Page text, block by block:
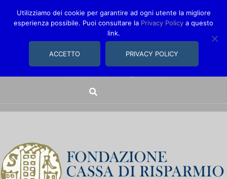
comunica@fondazionecarisal.it089 230611
Utilizziamo dei cookie per garantire ad ogni utente la migliore
esperienza possibile. Puoi consultare la Privacy Policy a questo
link.
ACCETTO PRIVACY POLICY